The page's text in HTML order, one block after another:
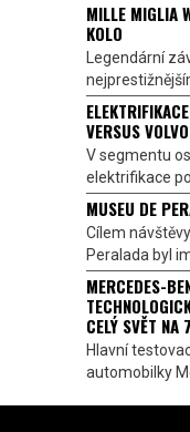
MILLE MIGLIA
KOLO
Legendární
VERSUS VOLVO
V segmentu
elektrifikace
MUSEU DE
Cílem
Peralada byl
MERCEDES-
CELÝ SVĚT
Hlavní
automobilky